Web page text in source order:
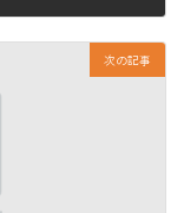
次の記事